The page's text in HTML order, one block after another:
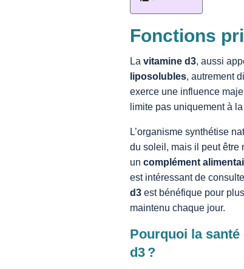
Fonctions
Lavitamine d3, aussi
liposolubles, autrement
exerce une influence
limite pas uniquement à
L’organisme synthétise
du soleil, mais il peut être
uncomplément
est intéressant de
d3 est bénéfique pour
maintenu chaque jour.
Pourquoi la
d3 ?